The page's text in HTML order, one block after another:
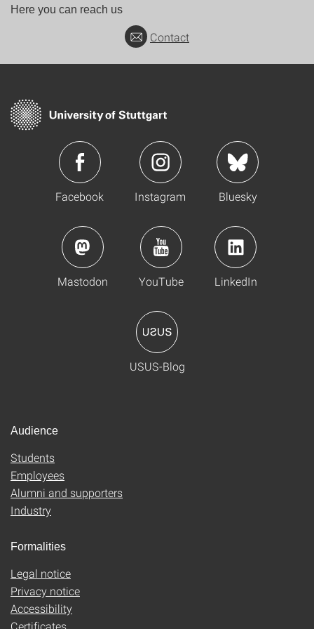
Here you can reach us
Contact
Facebook Instagram Bluesky
Mastodon YouTube LinkedIn
USUS-Blog
Audience
Students
Employees
Alumni and supporters
Industry
Formalities
Legal notice
Privacy notice
Accessibility
Certificates